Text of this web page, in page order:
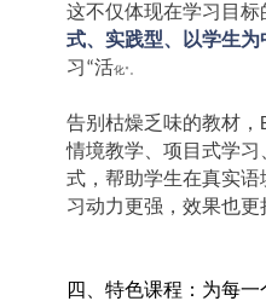
这不仅体现在学习目
式、实践型、以学生
习“活化” 。
告别枯燥乏味的教材，
情境教学、项目式学
式，帮助学生在真实语
习动力更强，效果也更
四、特色课程：为每